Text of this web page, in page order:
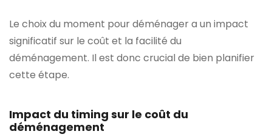
Le choix du moment pour déménager a un impact
significatif sur le coût et la facilité du
déménagement. Il est donc crucial de bien planifier
cette étape.
Impact du timing sur le coût du
déménagement